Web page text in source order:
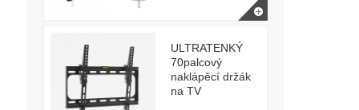
ULTRATENKÝ
70palcový
naklápěcí držák
na TV